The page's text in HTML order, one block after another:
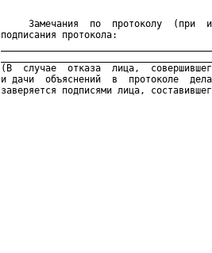
Замечания  по  протоколу  (при
подписания протокола:
(В  случае  отказа  лица,
и дачи  объяснений  в  протоколе
заверяется подписями лица,